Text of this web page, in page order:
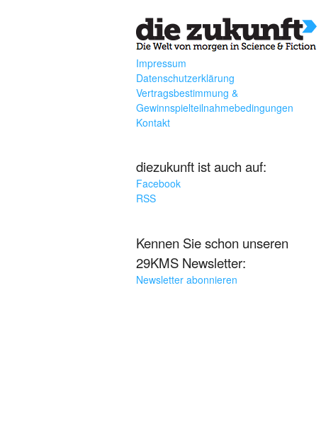
Impressum
Datenschutzerklärung
Vertragsbestimmung &
Gewinnspielteilnahmebedingungen
Kontakt
diezukunft ist auch auf:
Facebook
RSS
Kennen Sie schon unseren
29KMS Newsletter:
Newsletter abonnieren